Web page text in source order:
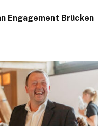
Engagement Brücken